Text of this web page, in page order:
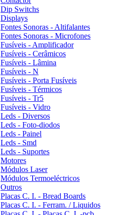
Dip Switchs
Displays
Fontes Sonoras - Altifalantes
Fontes Sonoras - Microfones
Fusíveis - Amplificador
Fusíveis - Cerâmicos
Fusíveis - Lâmina
Fusíveis - N
Fusíveis - Porta Fusíveis
Fusíveis - Térmicos
Fusíveis - Tr5
Fusíveis - Vidro
Leds - Diversos
Leds - Foto-diodos
Leds - Painel
Leds - Smd
Leds - Suportes
Motores
Módulos Laser
Módulos Termoeléctricos
Outros
Placas C. I. - Bread Boards
Placas C. I. - Ferram. / Liquidos